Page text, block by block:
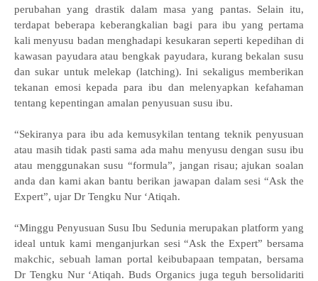
perubahan yang drastik dalam masa yang pantas. Selain itu,
terdapat beberapa keberangkalian bagi para ibu yang pertama
kali menyusu badan menghadapi kesukaran seperti kepedihan di
kawasan payudara atau bengkak payudara, kurang bekalan susu
dan sukar untuk melekap (latching). Ini sekaligus memberikan
tekanan emosi kepada para ibu dan melenyapkan kefahaman
tentang kepentingan amalan penyusuan susu ibu.
“Sekiranya para ibu ada kemusykilan tentang teknik penyusuan
atau masih tidak pasti sama ada mahu menyusu dengan susu ibu
atau menggunakan susu “formula”, jangan risau; ajukan soalan
anda dan kami akan bantu berikan jawapan dalam sesi “Ask the
Expert”, ujar Dr Tengku Nur ‘Atiqah.
“Minggu Penyusuan Susu Ibu Sedunia merupakan platform yang
ideal untuk kami menganjurkan sesi “Ask the Expert” bersama
makchic, sebuah laman portal keibubapaan tempatan, bersama
Dr Tengku Nur ‘Atiqah. Buds Organics juga teguh bersolidariti